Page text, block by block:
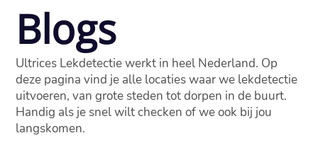
Blogs
Ultrices Lekdetectie werkt in heel Nederland. Op
deze pagina vind je alle locaties waar we lekdetectie
uitvoeren, van grote steden tot dorpen in de buurt.
Handig als je snel wilt checken of we ook bij jou
langskomen.